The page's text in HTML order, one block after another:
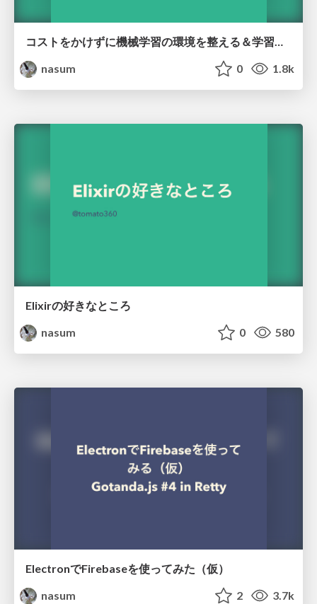
コストをかけずに機械学習の環境を整える＆学習環境（人間の）
nasum
0 1.8k
Elixirの好きなところ
nasum
0 580
ElectronでFirebaseを使ってみた（仮）
nasum
2 3.7k